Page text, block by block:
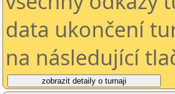
data ukončení
na následující